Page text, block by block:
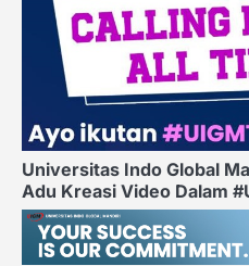
Universitas Indo Global
Adu Kreasi Video Dalam